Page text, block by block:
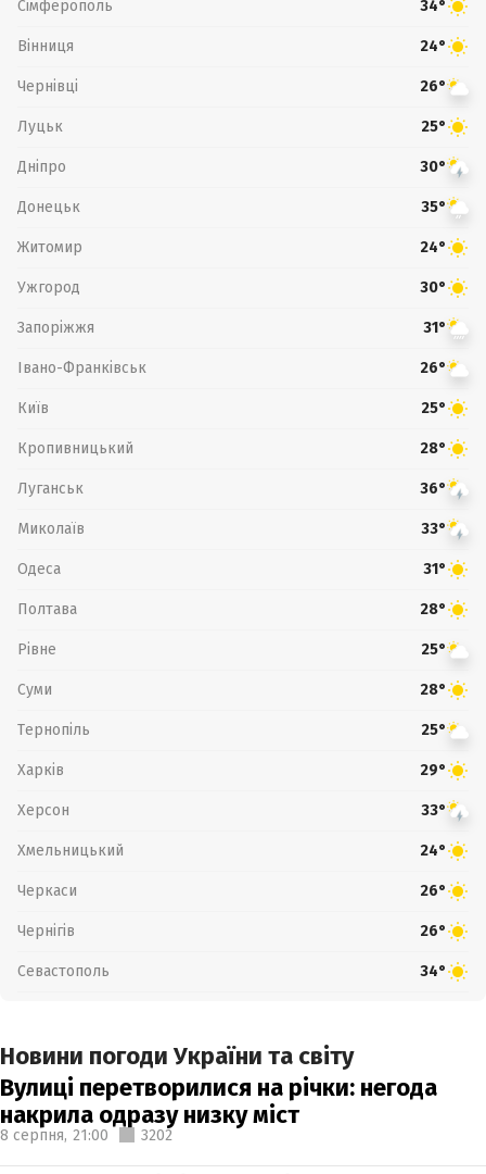
Сімферополь 34°
Вінниця 24°
Чернівці 26°
Луцьк 25°
Дніпро 30°
Донецьк 35°
Житомир 24°
Ужгород 30°
Запоріжжя 31°
Івано-Франківськ 26°
Київ 25°
Кропивницький 28°
Луганськ 36°
Миколаїв 33°
Одеса 31°
Полтава 28°
Рівне 25°
Суми 28°
Тернопіль 25°
Харків 29°
Херсон 33°
Хмельницький 24°
Черкаси 26°
Чернігів 26°
Севастополь 34°
Новини погоди України та світу
Вулиці перетворилися на річки: негода
накрила одразу низку міст
8 серпня, 21:00 3202